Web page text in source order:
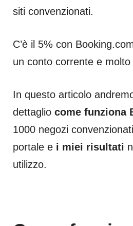
siti convenzionati.
C’è il 5% con
un conto corrente e molto
In questo articolo
dettaglio come funziona
1000 negozi
portale e i miei risultati
utilizzo.